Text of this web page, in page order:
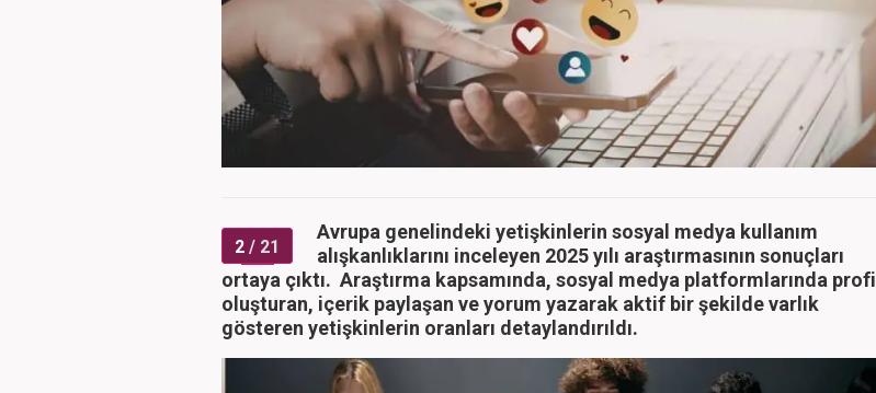
2 / 21
Avrupa genelindeki yetişkinlerin sosyal medya kullanım
alışkanlıklarını inceleyen 2025 yılı araştırmasının sonuçları
ortaya çıktı. Araştırma kapsamında, sosyal medya platformlarında profil
oluşturan, içerik paylaşan ve yorum yazarak aktif bir şekilde varlık
gösteren yetişkinlerin oranları detaylandırıldı.